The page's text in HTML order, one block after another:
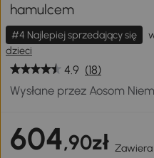
hamulcem
#4 Najlepiej sprzedający się
dzieci
4.9 (18)
Wysłane przez Aosom
604,90zł Zawiera